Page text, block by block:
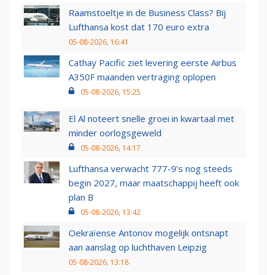
Raamstoeltje in de Business Class? Bij
Lufthansa kost dat 170 euro extra
05-08-2026, 16:41
Cathay Pacific ziet levering eerste Airbus
A350F maanden vertraging oplopen
05-08-2026, 15:25
El Al noteert snelle groei in kwartaal met
minder oorlogsgeweld
05-08-2026, 14:17
Lufthansa verwacht 777-9’s nog steeds
begin 2027, maar maatschappij heeft ook
plan B
05-08-2026, 13:42
Oekraïense Antonov mogelijk ontsnapt
aan aanslag op luchthaven Leipzig
05-08-2026, 13:18